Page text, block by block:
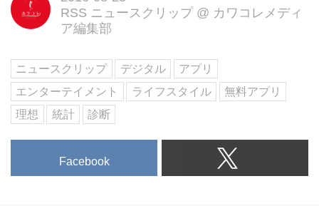
RSS ニュースクリップ @ カワコレメディ
ア編集部
ニュースクリップ デジタル
アプリ
エンターテイメント
ライフスタイル
無料アプリ
理想
統計 診断
Facebook